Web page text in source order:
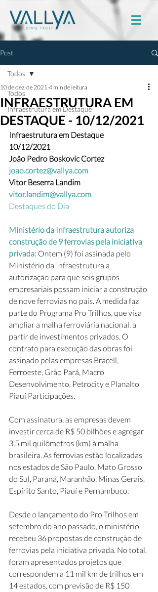
Post
Todos
Infraestrutura em Destaque
Todos
INFRAESTRUTURA EM
DESTAQUE - 10/12/2021
10 de dez. de 2021 4 min de leitura
Infraestrutura em Destaque
10/12/2021
João Pedro Boskovic Cortez
joao.cortez@vallya.com
Vitor Beserra Landim
vitor.landim@vallya.com
Destaques do Dia
Ministério da Infraestrutura autoriza
construção de 9 ferrovias pela iniciativa
privada: Ontem (9) foi assinada pelo
Ministério da Infraestrutura a
autorização para que seis grupos
empresariais possam iniciar a construção
de nove ferrovias no país. A medida faz
parte do Programa Pro Trilhos, que visa
ampliar a malha ferroviária nacional, a
partir de investimentos privados. O
contrato para execução das obras foi
assinado pelas empresas Bracell,
Ferroeste, Grão Pará, Macro
Desenvolvimento, Petrocity e Planalto
Piauí Participações.
Com assinatura, as empresas devem
investir cerca de R$ 50 bilhões e agregar
3,5 mil quilômetros (km) à malha
brasileira. As ferrovias estão localizadas
nos estados de São Paulo, Mato Grosso
do Sul, Paraná, Maranhão, Minas Gerais,
Espírito Santo, Piauí e Pernambuco.
Desde o lançamento do Pro Trilhos em
setembro do ano passado, o ministério
recebeu 36 propostas de construção de
ferrovias pela iniciativa privada. No total,
foram apresentados projetos que
correspondem a 11 mil km de trilhos em
14 estados, com previsão de R$ 150